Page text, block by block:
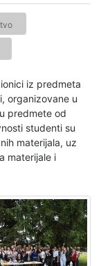
iz predmeta
organizovane u
predmete od
studenti su
materijala, uz
materijale i